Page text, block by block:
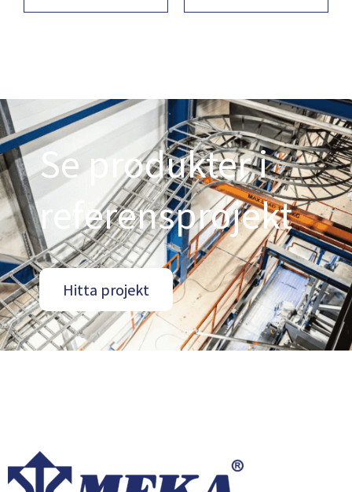
Se produkter i
referensprojekt
Hitta projekt